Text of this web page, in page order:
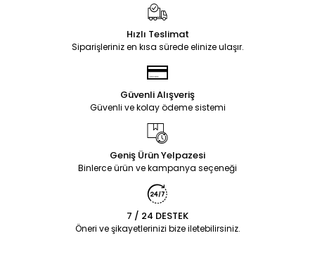
Hızlı Teslimat
Siparişleriniz en kısa sürede elinize ulaşır.
Güvenli Alışveriş
Güvenli ve kolay ödeme sistemi
Geniş Ürün Yelpazesi
Binlerce ürün ve kampanya seçeneği
7 / 24 DESTEK
Öneri ve şikayetlerinizi bize iletebilirsiniz.